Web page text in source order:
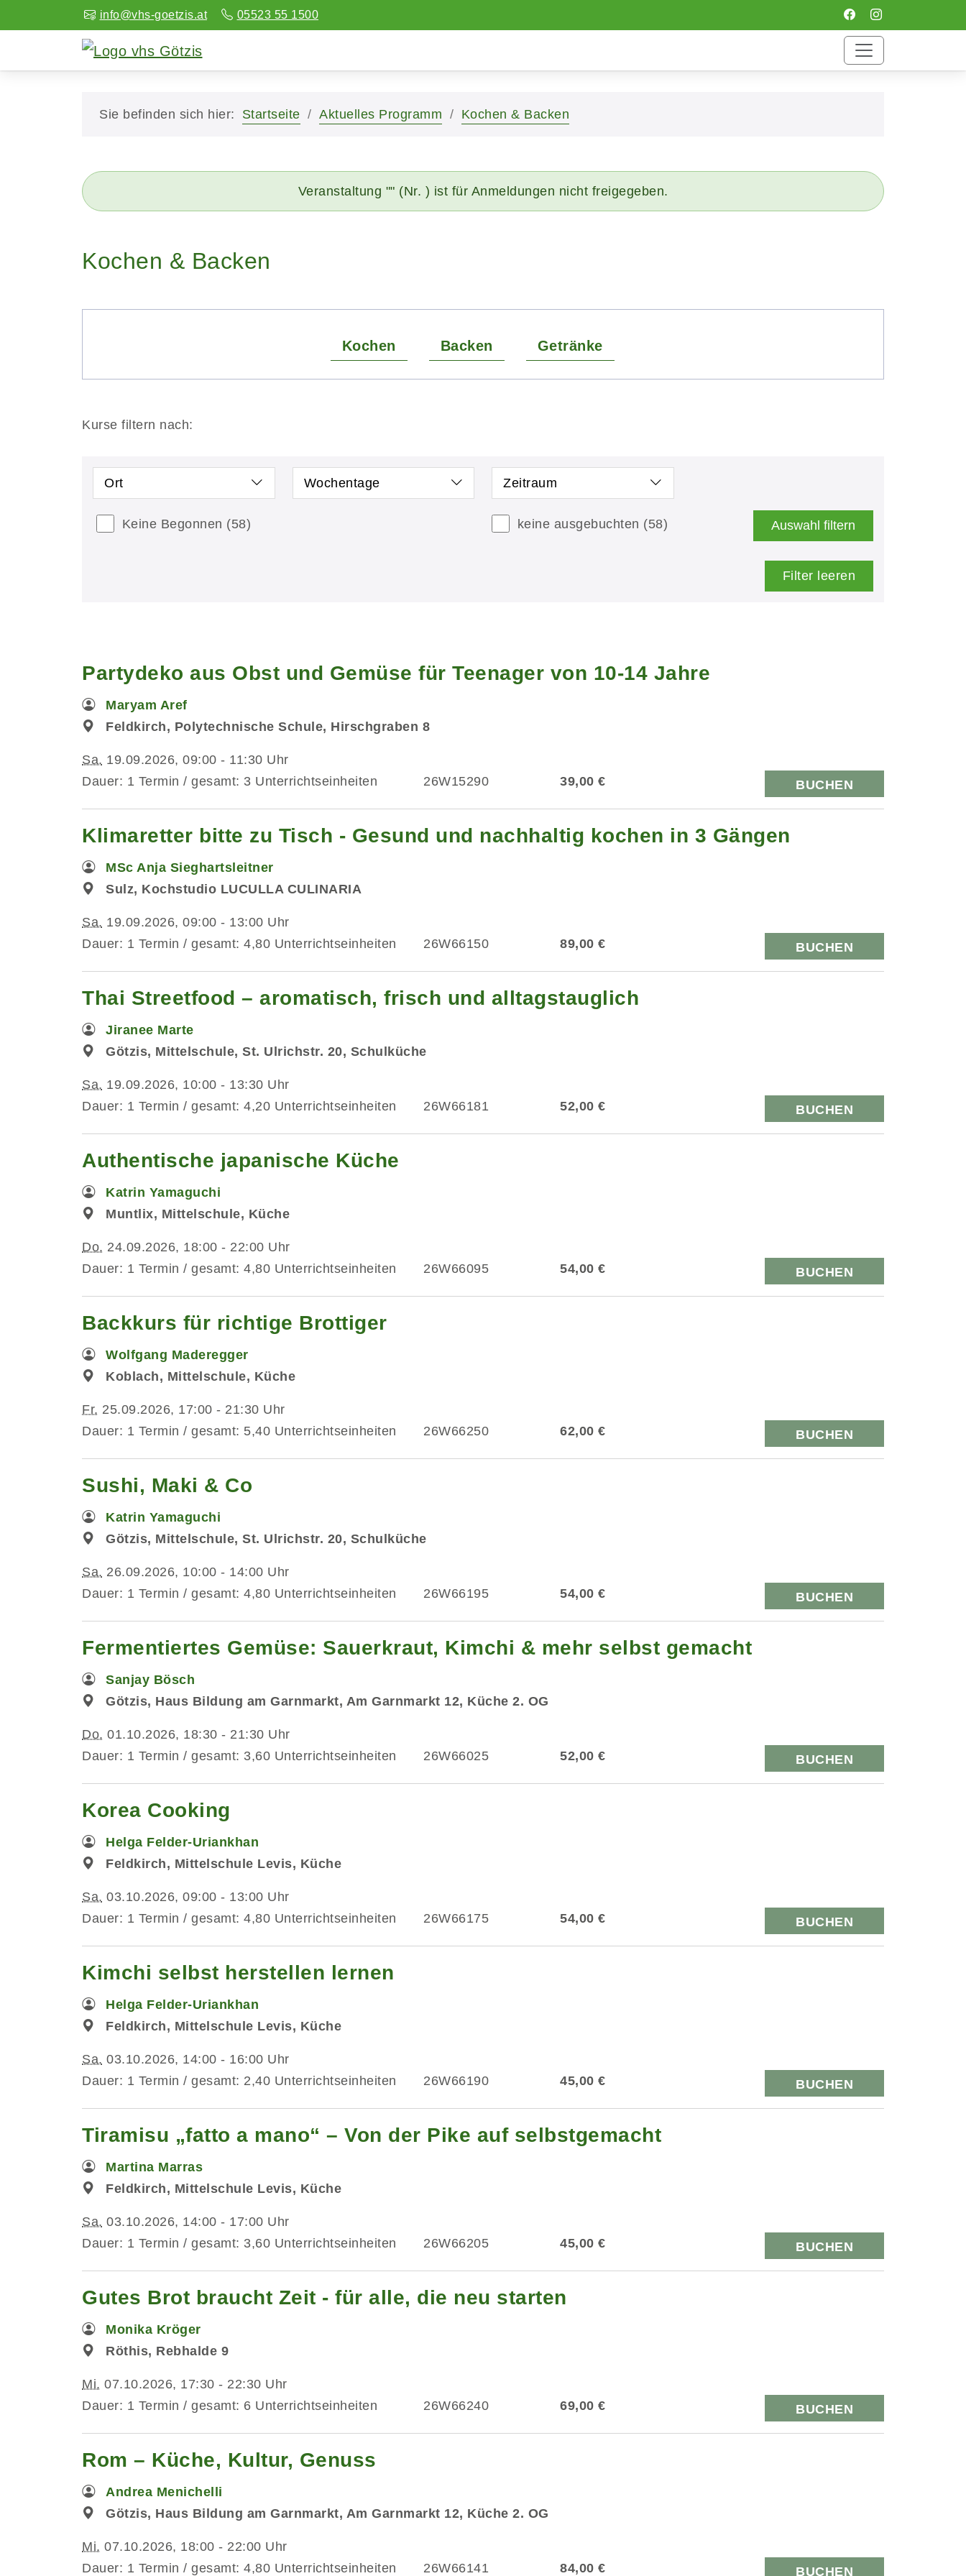
info@vhs-goetzis.at 05523 55 1500
Sie befinden sich hier: Startseite Aktuelles Programm Kochen & Backen
Veranstaltung "" (Nr. ) ist für Anmeldungen nicht freigegeben.
Kochen & Backen
Kochen Backen Getränke
Kurse filtern nach:
Ort Wochentage Zeitraum
Keine Begonnen (58) keine ausgebuchten (58) Auswahl filtern
Filter leeren
Partydeko aus Obst und Gemüse für Teenager von 10-14 Jahre
Maryam Aref
Feldkirch, Polytechnische Schule, Hirschgraben 8
Sa. 19.09.2026, 09:00 - 11:30 Uhr
Dauer: 1 Termin / gesamt: 3 Unterrichtseinheiten
26W15290 39,00 € BUCHEN
Klimaretter bitte zu Tisch - Gesund und nachhaltig kochen in 3 Gängen
MSc Anja Sieghartsleitner
Sulz, Kochstudio LUCULLA CULINARIA
Sa. 19.09.2026, 09:00 - 13:00 Uhr
Dauer: 1 Termin / gesamt: 4,80 Unterrichtseinheiten
26W66150 89,00 € BUCHEN
Thai Streetfood – aromatisch, frisch und alltagstauglich
Jiranee Marte
Götzis, Mittelschule, St. Ulrichstr. 20, Schulküche
Sa. 19.09.2026, 10:00 - 13:30 Uhr
Dauer: 1 Termin / gesamt: 4,20 Unterrichtseinheiten
26W66181 52,00 € BUCHEN
Authentische japanische Küche
Katrin Yamaguchi
Muntlix, Mittelschule, Küche
Do. 24.09.2026, 18:00 - 22:00 Uhr
Dauer: 1 Termin / gesamt: 4,80 Unterrichtseinheiten
26W66095 54,00 € BUCHEN
Backkurs für richtige Brottiger
Wolfgang Maderegger
Koblach, Mittelschule, Küche
Fr. 25.09.2026, 17:00 - 21:30 Uhr
Dauer: 1 Termin / gesamt: 5,40 Unterrichtseinheiten
26W66250 62,00 € BUCHEN
Sushi, Maki & Co
Katrin Yamaguchi
Götzis, Mittelschule, St. Ulrichstr. 20, Schulküche
Sa. 26.09.2026, 10:00 - 14:00 Uhr
Dauer: 1 Termin / gesamt: 4,80 Unterrichtseinheiten
26W66195 54,00 € BUCHEN
Fermentiertes Gemüse: Sauerkraut, Kimchi & mehr selbst gemacht
Sanjay Bösch
Götzis, Haus Bildung am Garnmarkt, Am Garnmarkt 12, Küche 2. OG
Do. 01.10.2026, 18:30 - 21:30 Uhr
Dauer: 1 Termin / gesamt: 3,60 Unterrichtseinheiten
26W66025 52,00 € BUCHEN
Korea Cooking
Helga Felder-Uriankhan
Feldkirch, Mittelschule Levis, Küche
Sa. 03.10.2026, 09:00 - 13:00 Uhr
Dauer: 1 Termin / gesamt: 4,80 Unterrichtseinheiten
26W66175 54,00 € BUCHEN
Kimchi selbst herstellen lernen
Helga Felder-Uriankhan
Feldkirch, Mittelschule Levis, Küche
Sa. 03.10.2026, 14:00 - 16:00 Uhr
Dauer: 1 Termin / gesamt: 2,40 Unterrichtseinheiten
26W66190 45,00 € BUCHEN
Tiramisu „fatto a mano“ – Von der Pike auf selbstgemacht
Martina Marras
Feldkirch, Mittelschule Levis, Küche
Sa. 03.10.2026, 14:00 - 17:00 Uhr
Dauer: 1 Termin / gesamt: 3,60 Unterrichtseinheiten
26W66205 45,00 € BUCHEN
Gutes Brot braucht Zeit - für alle, die neu starten
Monika Kröger
Röthis, Rebhalde 9
Mi. 07.10.2026, 17:30 - 22:30 Uhr
Dauer: 1 Termin / gesamt: 6 Unterrichtseinheiten
26W66240 69,00 € BUCHEN
Rom – Küche, Kultur, Genuss
Andrea Menichelli
Götzis, Haus Bildung am Garnmarkt, Am Garnmarkt 12, Küche 2. OG
Mi. 07.10.2026, 18:00 - 22:00 Uhr
Dauer: 1 Termin / gesamt: 4,80 Unterrichtseinheiten
26W66141 84,00 € BUCHEN